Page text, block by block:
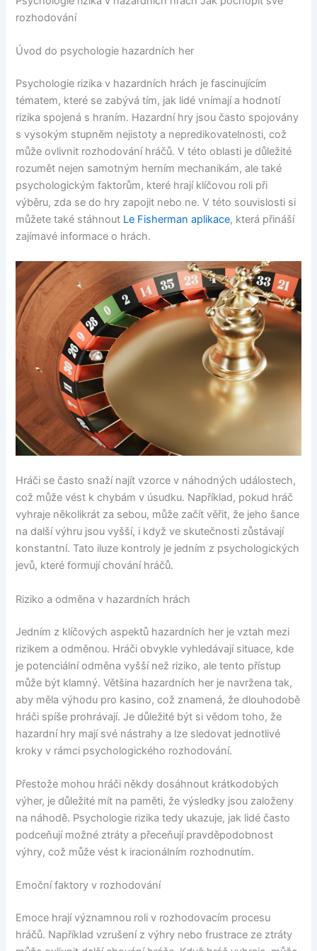
rozhodování
Úvod do psychologie hazardních her
Psychologie rizika v hazardních hrách je fascinujícím
tématem, které se zabývá tím, jak lidé vnímají a hodnotí
rizika spojená s hraním. Hazardní hry jsou často spojovány
s vysokým stupněm nejistoty a nepredikovatelnosti, což
může ovlivnit rozhodování hráčů. V této oblasti je důležité
rozumět nejen samotným herním mechanikám, ale také
psychologickým faktorům, které hrají klíčovou roli při
výběru, zda se do hry zapojit nebo ne. V této souvislosti si
můžete také stáhnout Le Fisherman aplikace, která přináší
zajímavé informace o hrách.
Hráči se často snaží najít vzorce v náhodných událostech,
což může vést k chybám v úsudku. Například, pokud hráč
vyhraje několikrát za sebou, může začít věřit, že jeho šance
na další výhru jsou vyšší, i když ve skutečnosti zůstávají
konstantní. Tato iluze kontroly je jedním z psychologických
jevů, které formují chování hráčů.
Riziko a odměna v hazardních hrách
Jedním z klíčových aspektů hazardních her je vztah mezi
rizikem a odměnou. Hráči obvykle vyhledávají situace, kde
je potenciální odměna vyšší než riziko, ale tento přístup
může být klamný. Většina hazardních her je navržena tak,
aby měla výhodu pro kasino, což znamená, že dlouhodobě
hráči spíše prohrávají. Je důležité být si vědom toho, že
hazardní hry mají své nástrahy a lze sledovat jednotlivé
kroky v rámci psychologického rozhodování.
Přestože mohou hráči někdy dosáhnout krátkodobých
výher, je důležité mít na paměti, že výsledky jsou založeny
na náhodě. Psychologie rizika tedy ukazuje, jak lidé často
podceňují možné ztráty a přeceňují pravděpodobnost
výhry, což může vést k iracionálním rozhodnutím.
Emoční faktory v rozhodování
Emoce hrají významnou roli v rozhodovacím procesu
hráčů. Například vzrušení z výhry nebo frustrace ze ztráty